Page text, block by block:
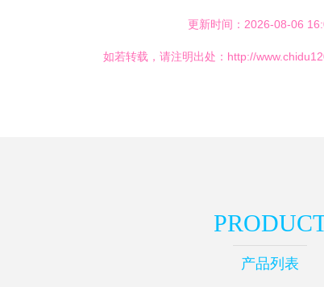
更新时间：2026-08-06
如若转载，请注明出处：http://
产品列表